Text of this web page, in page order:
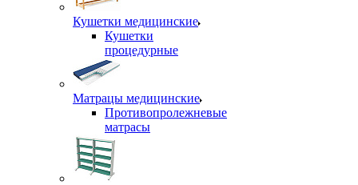
Кушетки медицинские
Кушетки
процедурные
Матрацы медицинские
Противопролежневые
матрасы